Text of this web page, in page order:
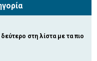
στη λίστα με τα πιο